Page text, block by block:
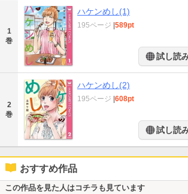
1
巻
ハケンめし(1)
195ページ |589pt
試し読
2
巻
ハケンめし(2)
195ページ |608pt
試し読
おすすめ作品
この作品を見た人はコチラも見ています